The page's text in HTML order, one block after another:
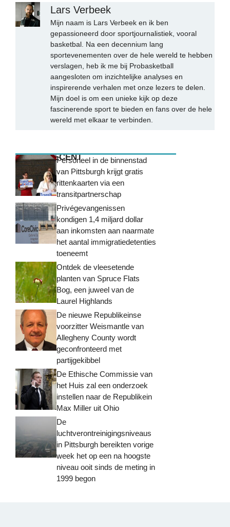
Lars Verbeek
Mijn naam is Lars Verbeek en ik ben
gepassioneerd door sportjournalistiek, vooral
basketbal. Na een decennium lang
sportevenementen over de hele wereld te hebben
verslagen, heb ik me bij Probasketball
aangesloten om inzichtelijke analyses en
inspirerende verhalen met onze lezers te delen.
Mijn doel is om een unieke kijk op deze
fascinerende sport te bieden en fans over de hele
wereld met elkaar te verbinden.
MEEST RECENTPersoneel in de binnenstad
van Pittsburgh krijgt gratis
rittenkaarten via een
transitpartnerschap
Privégevangenissen
kondigen 1,4 miljard dollar
aan inkomsten aan naarmate
het aantal immigratiedetenties
toeneemt
Ontdek de vleesetende
planten van Spruce Flats
Bog, een juweel van de
Laurel Highlands
De nieuwe Republikeinse
voorzitter Weismantle van
Allegheny County wordt
geconfronteerd met
partijgekibbel
De Ethische Commissie van
het Huis zal een onderzoek
instellen naar de Republikein
Max Miller uit Ohio
De
luchtverontreinigingsniveaus
in Pittsburgh bereikten vorige
week het op een na hoogste
niveau ooit sinds de meting in
1999 begon